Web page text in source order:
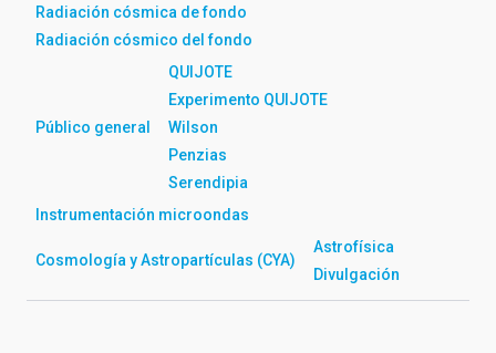
Radiación cósmica de fondo
Radiación cósmico del fondo
Público general
QUIJOTE
Experimento QUIJOTE
Wilson
Penzias
Serendipia
Instrumentación microondas
Cosmología y Astropartículas (CYA)
Astrofísica
Divulgación